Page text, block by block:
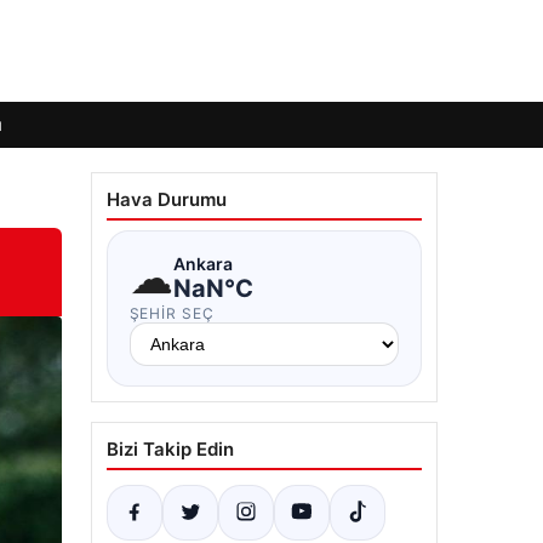
Hava Durumu
☁Ankara
NaN°C
ŞEHIR SEÇ
Bizi Takip Edin